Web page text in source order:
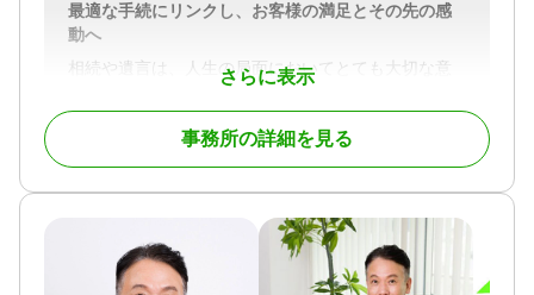
さらに表示
最適な手続にリンクし、お客様の満足とその先の感
動へ
相続や遺言は、人生の局面においてとても大切な意
味をもちます。それは、心の問題でもあり、定型化
した業務にはなりにくいものです。一方で、手続き
は法に則った形式で粛々と行われるべきものです。
当事務所は、面談を大切にしております。ご依頼者
時間をかけて丁寧にすすめていくお仕事ですので、
事務所の詳細を見る